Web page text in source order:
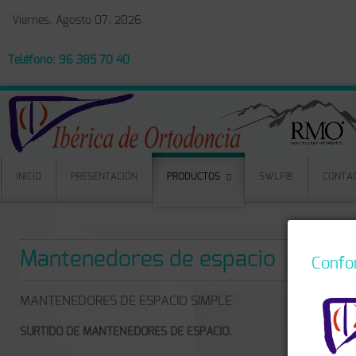
Viernes, Agosto 07, 2026
Teléfono: 96 385 70 40
INICIO PRESENTACIÓN PRODUCTOS SWLF®
Mantenedores de espacio
MANTENEDORES DE ESPACIO SIMPLE
SURTIDO DE MANTENEDORES DE ESPACIO.